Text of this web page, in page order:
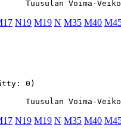
N19 M19 N M35 M40
0)
N19 M19 N M35 M40